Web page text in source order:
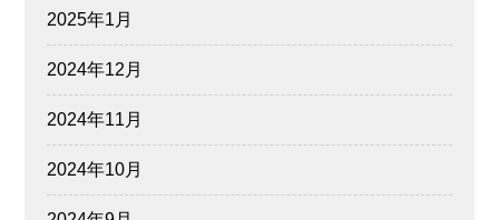
2025年1月
2024年12月
2024年11月
2024年10月